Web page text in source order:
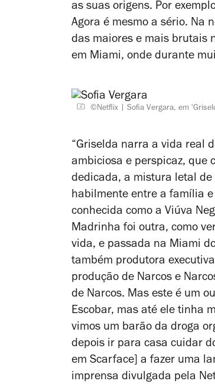
as suas origens. Por
Agora é mesmo a sério. Na
das maiores e mais brutais
em Miami, onde durante
©Netflix Sofia Vergara, em
“Griselda narra a vida real
ambiciosa e perspicaz, que
dedicada, a mistura letal
habilmente entre a família
conhecida como a Viúva
Madrinha foi outra, como
vida, e passada na Miami
também produtora
produção de Narcos e
de Narcos. Mas este é um
Escobar, mas até ele tinha
vimos um barão da droga
depois ir para casa cuidar
em Scarface] a fazer uma
imprensa divulgada pela